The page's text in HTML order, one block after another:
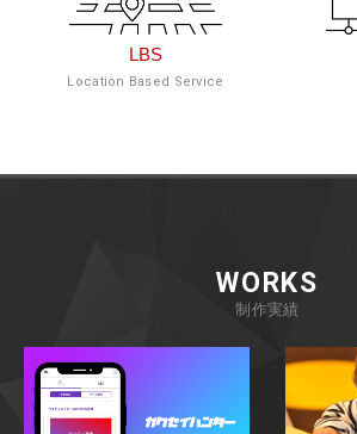
LBS
Location Based Service
WORKS
制作実績